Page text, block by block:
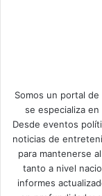
Somos un portal
se especializa
Desde eventos
noticias de
para mantenerse
tanto a nivel
informes